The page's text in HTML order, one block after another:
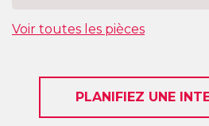
Voir toutes les pièces
PLANIFIEZ UNE